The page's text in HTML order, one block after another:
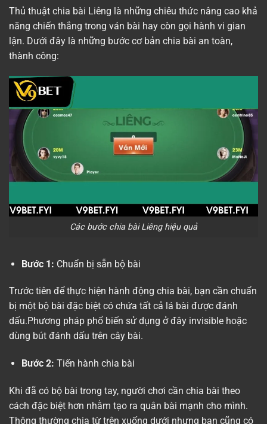
Thủ thuật chia bài Liêng là những chiêu thức nâng cao khả
năng chiến thắng trong ván bài hay còn gọi hành vi gian
lận. Dưới đây là những bước cơ bản chia bài an toàn,
thành công:
Các bước chia bài Liêng hiệu quả
Bước 1: Chuẩn bị sẵn bộ bài
Trước tiên để thực hiện hành động chia bài, bạn cần chuẩn
bị một bộ bài đặc biệt có chứa tất cả lá bài được đánh
dấu.Phương pháp phổ biến sử dụng ở đây invisible hoặc
dùng bút đánh dấu trên cây bài.
Bước 2: Tiến hành chia bài
Khi đã có bộ bài trong tay, người chơi cần chia bài theo
cách đặc biệt hơn nhằm tạo ra quân bài mạnh cho mình.
Thông thường chia từ trên xuống dưới nhưng bạn cũng có